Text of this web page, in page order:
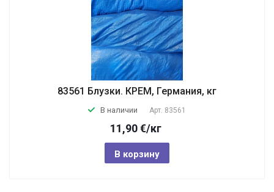
83561 Блузки. КРЕМ, Германия, кг
В наличии Арт. 83561
11,90€/кг
В корзину